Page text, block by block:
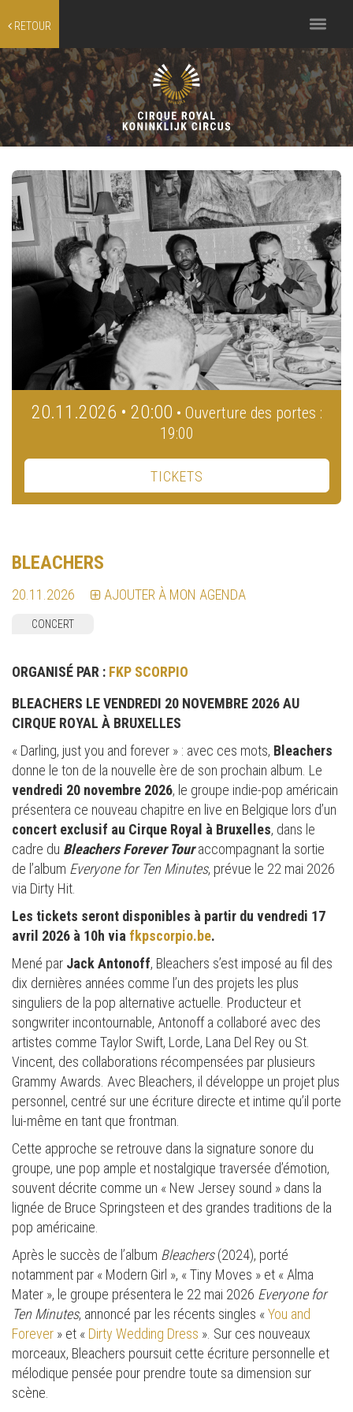
RETOUR
Toggle
navigation
20.11.2026 • 20:00 • Ouverture des portes :
19:00
TICKETS
BLEACHERS
20.11.2026 AJOUTER À MON AGENDA
CONCERT
ORGANISÉ PAR : FKP SCORPIO
BLEACHERS LE VENDREDI 20 NOVEMBRE 2026 AU
CIRQUE ROYAL À BRUXELLES
« Darling, just you and forever » : avec ces mots, Bleachers
donne le ton de la nouvelle ère de son prochain album. Le
vendredi 20 novembre 2026, le groupe indie-pop américain
présentera ce nouveau chapitre en live en Belgique lors d’un
concert exclusif au Cirque Royal à Bruxelles, dans le
cadre du Bleachers Forever Tour accompagnant la sortie
de l’album Everyone for Ten Minutes, prévue le 22 mai 2026
via Dirty Hit.
Les tickets seront disponibles à partir du vendredi 17
avril 2026 à 10h via fkpscorpio.be.
Mené par Jack Antonoff, Bleachers s’est imposé au fil des
dix dernières années comme l’un des projets les plus
singuliers de la pop alternative actuelle. Producteur et
songwriter incontournable, Antonoff a collaboré avec des
artistes comme Taylor Swift, Lorde, Lana Del Rey ou St.
Vincent, des collaborations récompensées par plusieurs
Grammy Awards. Avec Bleachers, il développe un projet plus
personnel, centré sur une écriture directe et intime qu’il porte
lui-même en tant que frontman.
Cette approche se retrouve dans la signature sonore du
groupe, une pop ample et nostalgique traversée d’émotion,
souvent décrite comme un « New Jersey sound » dans la
lignée de Bruce Springsteen et des grandes traditions de la
pop américaine.
Après le succès de l’album Bleachers(2024), porté
notamment par « Modern Girl », « Tiny Moves » et « Alma
Mater », le groupe présentera le 22 mai 2026 Everyone for
Ten Minutes, annoncé par les récents singles «You and
Forever » et « Dirty Wedding Dress ». Sur ces nouveaux
morceaux, Bleachers poursuit cette écriture personnelle et
mélodique pensée pour prendre toute sa dimension sur
scène.